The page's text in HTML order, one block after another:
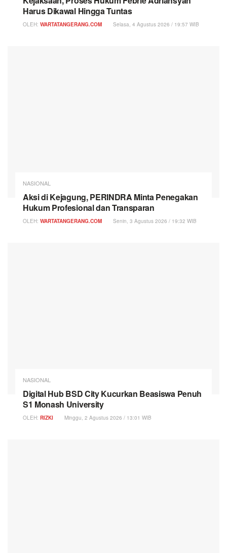
Harus Dikawal Hingga Tuntas
OLEH: WARTATANGERANG.COM Selasa, 4 Agustus 2026 / 19:57 WIB
NASIONAL
Aksi di Kejagung, PERINDRA Minta Penegakan
Hukum Profesional dan Transparan
OLEH: WARTATANGERANG.COM Senin, 3 Agustus 2026 / 19:32 WIB
NASIONAL
Digital Hub BSD City Kucurkan Beasiswa Penuh
S1 Monash University
OLEH: RIZKI Minggu, 2 Agustus 2026 / 13:01 WIB